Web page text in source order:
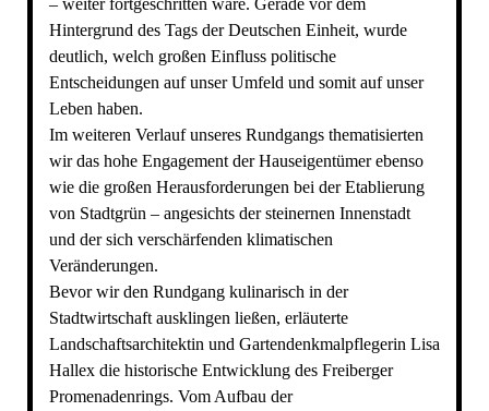
Hintergrund des Tags der Deutschen Einheit, wurde
deutlich, welch großen Einfluss politische
Entscheidungen auf unser Umfeld und somit auf unser
Leben haben.
Im weiteren Verlauf unseres Rundgangs thematisierten
wir das hohe Engagement der Hauseigentümer ebenso
wie die großen Herausforderungen bei der Etablierung
von Stadtgrün – angesichts der steinernen Innenstadt
und der sich verschärfenden klimatischen
Veränderungen.
Bevor wir den Rundgang kulinarisch in der
Stadtwirtschaft ausklingen ließen, erläuterte
Landschaftsarchitektin und Gartendenkmalpflegerin Lisa
Hallex die historische Entwicklung des Freiberger
Promenadenrings. Vom Aufbau der